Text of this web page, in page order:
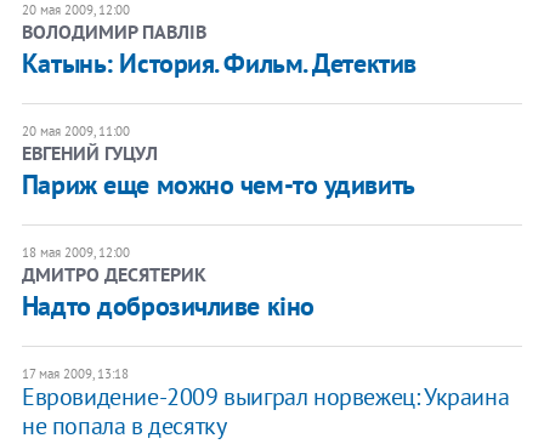
20 мая 2009, 12:00
ВОЛОДИМИР ПАВЛІВ
Катынь: История. Фильм. Детектив
20 мая 2009, 11:00
ЕВГЕНИЙ ГУЦУЛ
Париж еще можно чем-то удивить
18 мая 2009, 12:00
ДМИТРО ДЕСЯТЕРИК
Надто доброзичливе кіно
17 мая 2009, 13:18
Евровидение-2009 выиграл норвежец: Украина
не попала в десятку